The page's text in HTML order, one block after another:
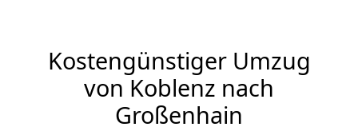
Kostengünstiger Umzug
von Koblenz nach
Großenhain